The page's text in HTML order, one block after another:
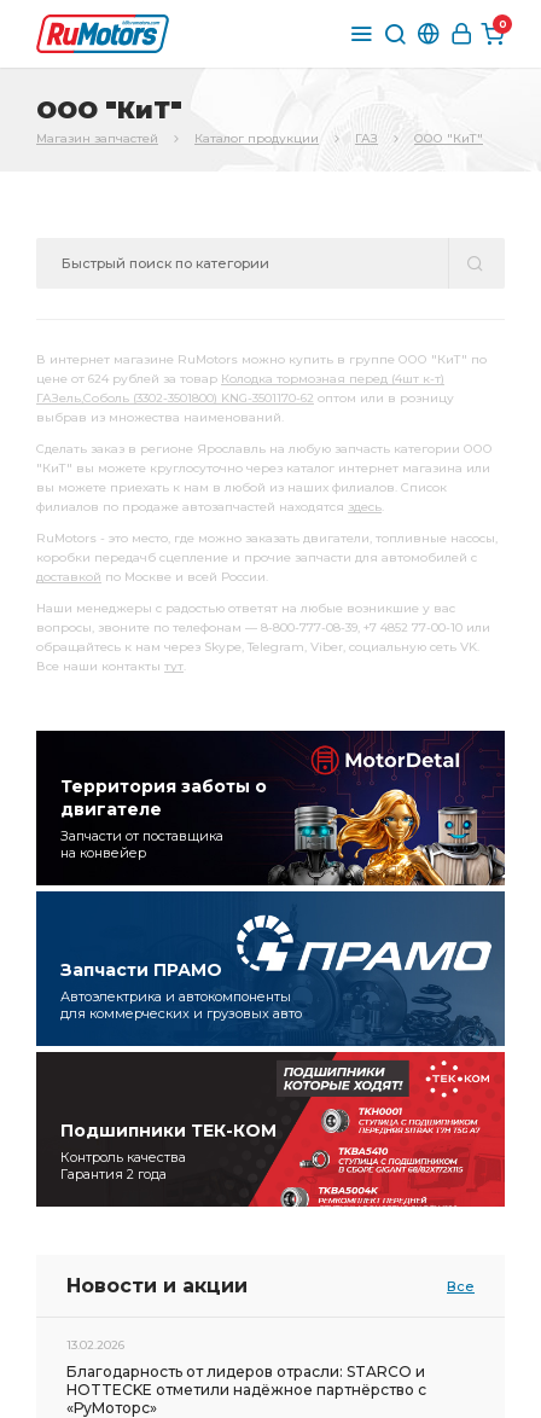
0
ООО "КиТ"
Магазин запчастей Каталог продукции ГАЗ ООО "КиТ"
В интернет магазине RuMotors можно купить в группе ООО "КиТ" по
цене от 624 рублей за товар Колодка тормозная перед (4шт к-т)
ГАЗель,Соболь (3302-3501800) KNG-3501170-62 оптом или в розницу
выбрав из множества наименований.
Сделать заказ в регионе Ярославль на любую запчасть категории ООО
"КиТ" вы можете круглосуточно через каталог интернет магазина или
вы можете приехать к нам в любой из наших филиалов. Список
филиалов по продаже автозапчастей находятся здесь.
RuMotors - это место, где можно заказать двигатели, топливные насосы,
коробки передачб сцепление и прочие запчасти для автомобилей с
доставкой по Москве и всей России.
Наши менеджеры с радостью ответят на любые возникшие у вас
вопросы, звоните по телефонам — 8-800-777-08-39, +7 4852 77-00-10 или
обращайтесь к нам через Skype, Telegram, Viber, социальную сеть VK.
Все наши контакты тут.
Территория заботы о
двигателе
Запчасти от поставщика
на конвейер
Запчасти ПРАМО
Автоэлектрика и автокомпоненты
для коммерческих и грузовых авто
Подшипники ТЕК-КОМ
Контроль качества
Гарантия 2 года
Новости и акции Все
13.02.2026
Благодарность от лидеров отрасли: STARCO и
HOTTECKE отметили надёжное партнёрство с
«РуМоторс»